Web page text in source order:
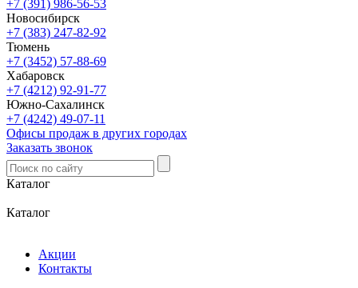
+7 (391) 986-56-53
Новосибирск
+7 (383) 247-82-92
Тюмень
+7 (3452) 57-88-69
Хабаровск
+7 (4212) 92-91-77
Южно-Сахалинск
+7 (4242) 49-07-11
Офисы продаж в других городах
Заказать звонок
Каталог
Каталог
Акции
Контакты